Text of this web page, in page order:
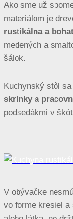
Ako sme už
materiálom je
rustikálna a
medených a
šálok.
Kuchynský stôl
skrinky a
podsedákmi v
V obývačke
vo forme kresiel a